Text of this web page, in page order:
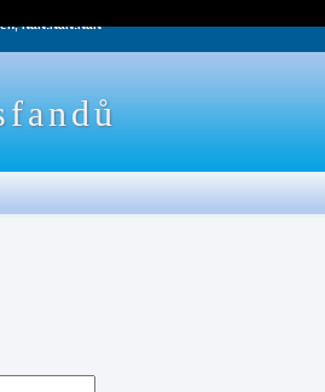
NaN:NaN:NaN